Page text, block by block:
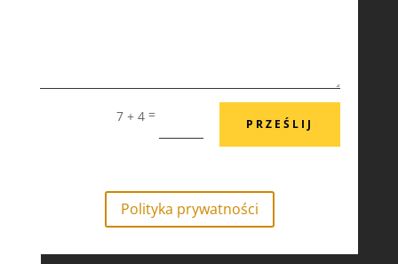
7 + 4 =
PRZEŚLIJ
Polityka prywatności